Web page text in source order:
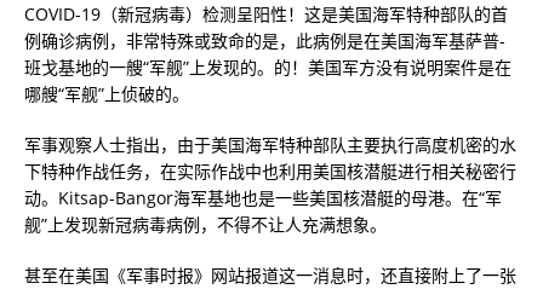
COVID-19（新冠病毒）检测呈阳性！这是美国海军特种部队的首
例确诊病例，非常特殊或致命的是，此病例是在美国海军基萨普-
班戈基地的一艘“军舰”上发现的。的！美国军方没有说明案件是在
哪艘“军舰”上侦破的。
军事观察人士指出，由于美国海军特种部队主要执行高度机密的水
下特种作战任务，在实际作战中也利用美国核潜艇进行相关秘密行
动。Kitsap-Bangor海军基地也是一些美国核潜艇的母港。在“军
舰”上发现新冠病毒病例，不得不让人充满想象。
甚至在美国《军事时报》网站报道这一消息时，还直接附上了一张